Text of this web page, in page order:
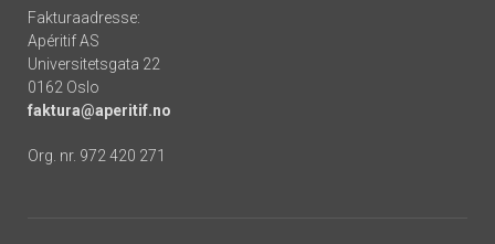
Fakturaadresse:
Apéritif AS
Universitetsgata 22
0162 Oslo
faktura@aperitif.no
Org. nr. 972 420 271